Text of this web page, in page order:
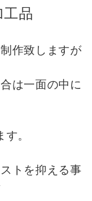
品
作致しますが
は一面の中に
。
トを抑える事